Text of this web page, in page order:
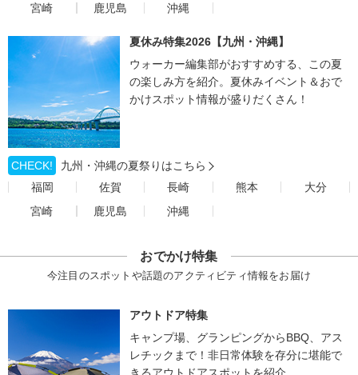
宮崎
鹿児島 沖縄
夏休み特集2026【九州・沖縄】
ウォーカー編集部がおすすめする、この夏
の楽しみ方を紹介。夏休みイベント＆おで
かけスポット情報が盛りだくさん！
CHECK!
九州・沖縄の夏祭りはこちら
福岡
佐賀 長崎 熊本
大分
宮崎
鹿児島 沖縄
おでかけ特集
今注目のスポットや話題のアクティビティ情報をお届け
アウトドア特集
キャンプ場、グランピングからBBQ、アス
レチックまで！非日常体験を存分に堪能で